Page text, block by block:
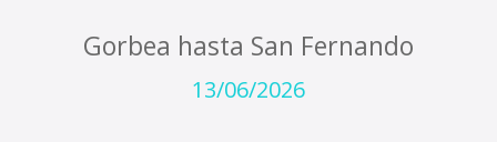
Gorbea hasta San Fernando
13/06/2026